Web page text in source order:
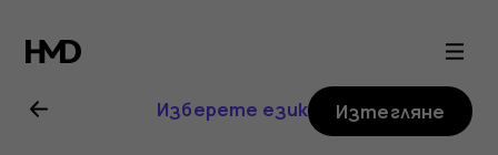
Ръководство
на Изберете език Изтегляне